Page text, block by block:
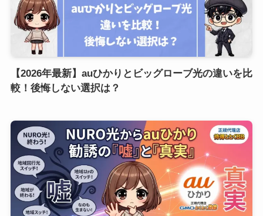
【2026年最新】auひかりとビッグローブ光の違いを比
較！後悔しない選択は？